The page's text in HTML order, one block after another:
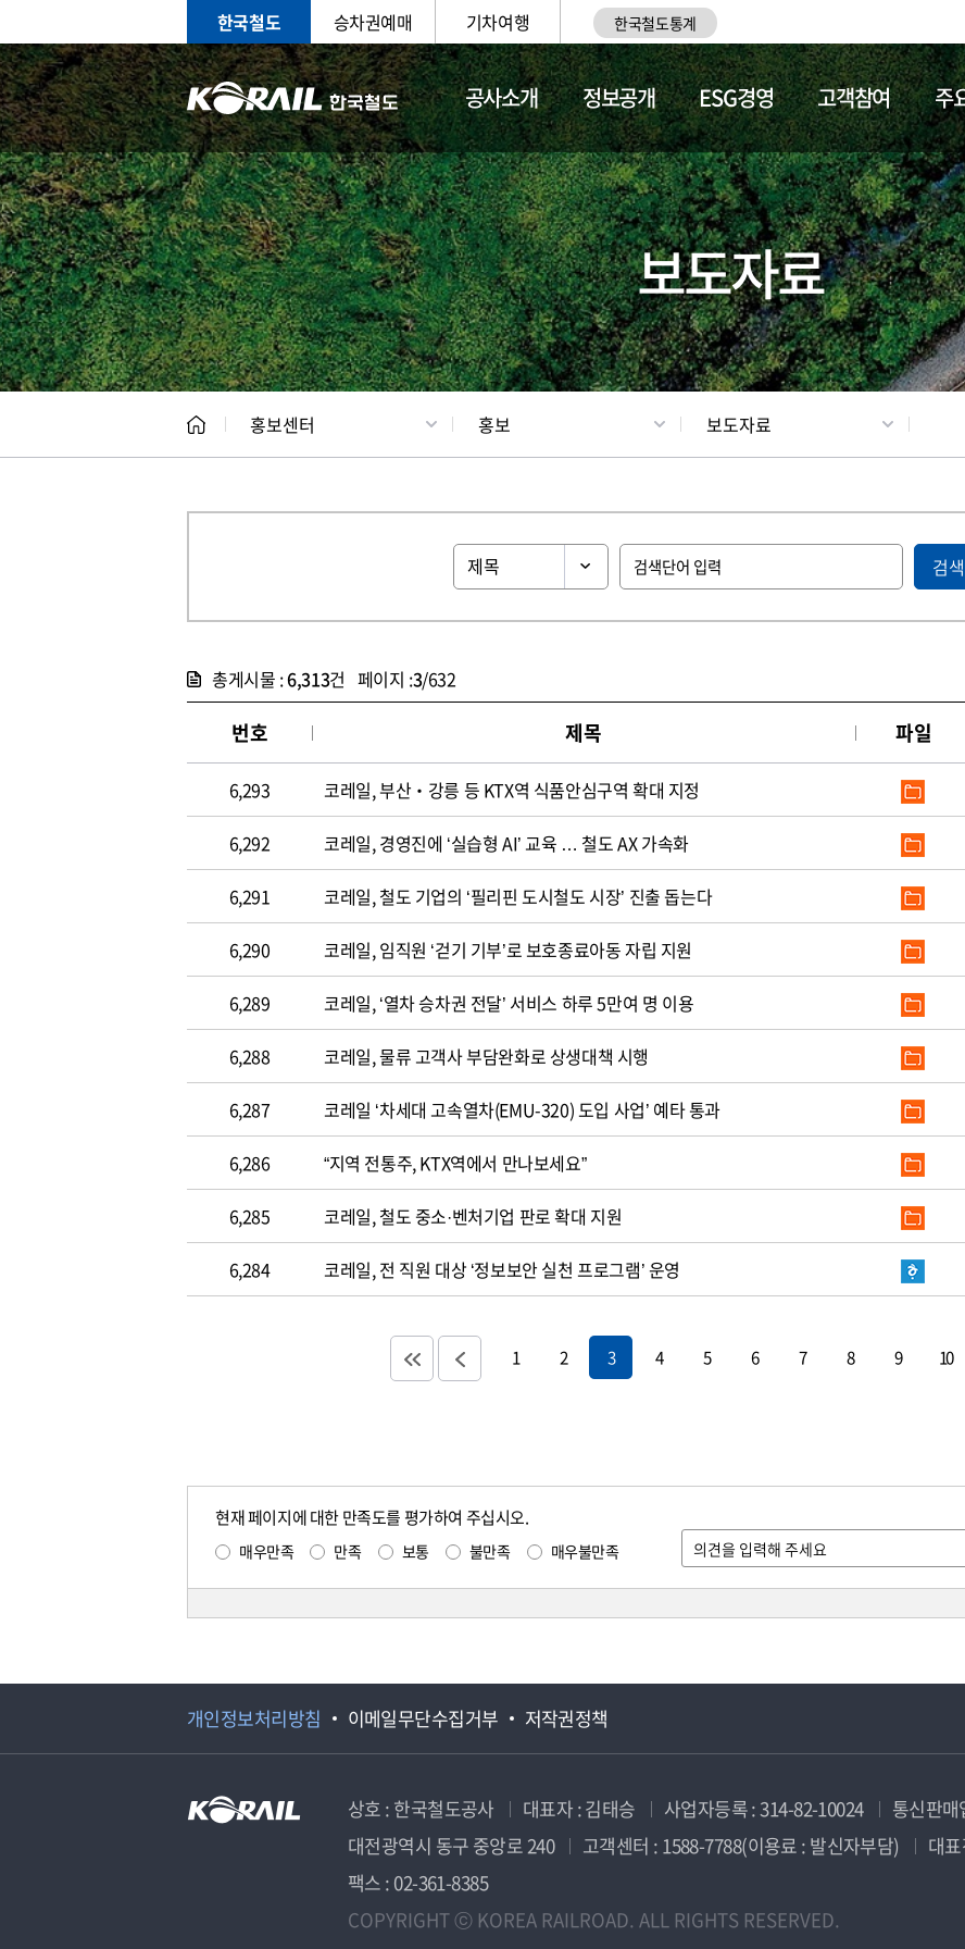
한국철도 승차권예매 기차여행 한국철도통계
공사소개 정보공개 ESG경영 고객참여 주
홍보 문화사업 갤러리 기차소개
보도자료
홍보센터 홍보 보도자료
검색
총게시물 :6,313건 페이지 :3/632
번호 제목 파일
6,293 코레일, 부산‧강릉 등 KTX역 식품안심구역 확대 지정
6,292 코레일, 경영진에 ‘실습형 AI’ 교육 … 철도 AX 가속화
6,291 코레일, 철도 기업의 ‘필리핀 도시철도 시장’ 진출 돕는다
6,290 코레일, 임직원 ‘걷기 기부’로 보호종료아동 자립 지원
6,289 코레일, ‘열차 승차권 전달’ 서비스 하루 5만여 명 이용
6,288 코레일, 물류 고객사 부담완화로 상생대책 시행
6,287 코레일 ‘차세대 고속열차(EMU-320) 도입 사업’ 예타 통과
6,286 “지역 전통주, KTX역에서 만나보세요”
6,285 코레일, 철도 중소·벤처기업 판로 확대 지원
6,284 코레일, 전 직원 대상 ‘정보보안 실천 프로그램’ 운영
1 2 3 4 5 6 7 8 9 10
현재 페이지에 대한 만족도를 평가하여 주십시오.
매우만족 만족 보통 불만족 매우불만족
개인정보처리방침 이메일무단수집거부 저작권정책
상호 : 한국철도공사 대표자 : 김태승 사업자등록 : 314-82-10024
통신판
대전광역시 동구 중앙로 240
고객센터 : 1588-7788(이용료 : 발신자부담)
대
팩스 : 02-361-8385
COPYRIGHT ⓒ KOREA RAILROAD. ALL RIGHTS RESERVED.